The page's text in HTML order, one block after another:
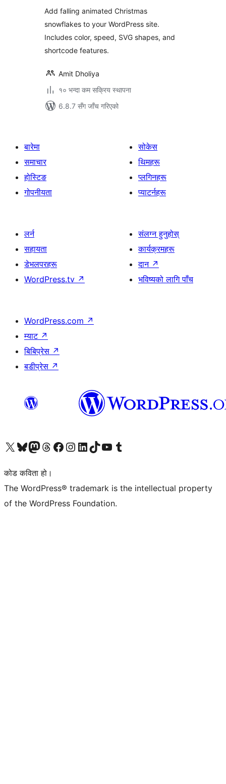
Add falling animated Christmas
snowflakes to your WordPress site.
Includes color, speed, SVG shapes, and
shortcode features.
Amit Dholiya
१० भन्दा कम सक्रिय स्थापना
6.8.7 सँग जाँच गरिएको
बारेमा
समाचार
होस्टिङ
गोपनीयता
सोकेस
थिमहरू
प्लगिनहरू
प्याटर्नहरू
लर्न
सहायता
डेभलपरहरू
WordPress.tv ↗
संलग्न हुनुहोस्
कार्यक्रमहरू
दान ↗
भविष्यको लागि पाँच
WordPress.com ↗
म्याट ↗
बिबिप्रेस ↗
बडीप्रेस ↗
हाम्रो X (पहिले ट्विटर) खातामा जानुहोस्
हाम्रो Bluesky खाता भ्रमण गर्नुहोस्
हाम्रो म्यास्टोडन खाता भ्रमण गर्नुहोस्
हाम्रो थ्रेड्स खातामा जानुहोस्
हाम्रो फेसबुक पेजमा जानुहोस्
हाम्रो इन्स्टाग्राम खातामा जानुहोस्
हाम्रो लिङ्क्डइन खातामा जानुहोस्
हाम्रो TikTok खाता भ्रमण गर्नुहोस्
हाम्रो युट्युब च्यानलमा जानुहोस्
हाम्रो टम्बलर खाता भ्रमण गर्नुहोस्
कोड कविता हो।
The WordPress® trademark is the intellectual property
of the WordPress Foundation.